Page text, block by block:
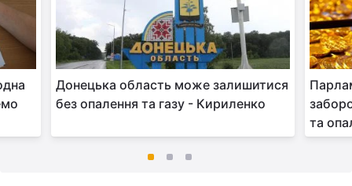
Донецька область може залишитися
без опалення та газу - Кириленко
та